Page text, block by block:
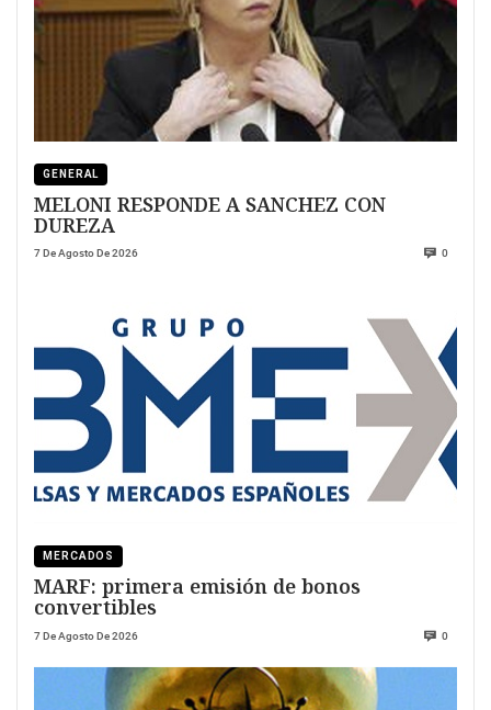
GENERAL
MELONI RESPONDE A SANCHEZ CON
DUREZA
7 De Agosto De 2026 0
MERCADOS
MARF: primera emisión de bonos
convertibles
7 De Agosto De 2026 0